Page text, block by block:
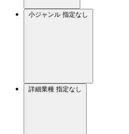
小ジャンル 指定なし
詳細業種 指定なし